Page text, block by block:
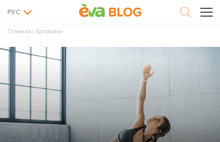
РУС
Главная / Здоровье